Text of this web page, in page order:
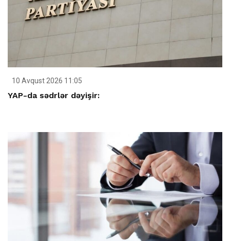
10 Avqust 2026 11:05
YAP-da sədrlər dəyişir: